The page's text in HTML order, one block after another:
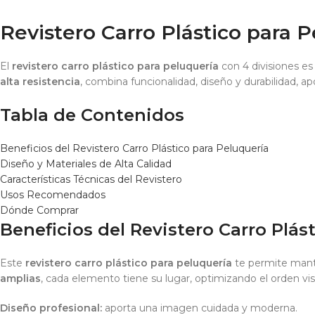
Revistero Carro Plástico para
El revistero carro plástico para peluquería con 4 divisiones
alta resistencia, combina funcionalidad, diseño y durabilidad,
Tabla de Contenidos
Beneficios del Revistero Carro Plástico para Peluquería
Diseño y Materiales de Alta Calidad
Características Técnicas del Revistero
Usos Recomendados
Dónde Comprar
Beneficios del Revistero Carro
Este revistero carro plástico para peluquería te permite
amplias, cada elemento tiene su lugar, optimizando el orden
Diseño profesional: aporta una imagen cuidada y moderna.